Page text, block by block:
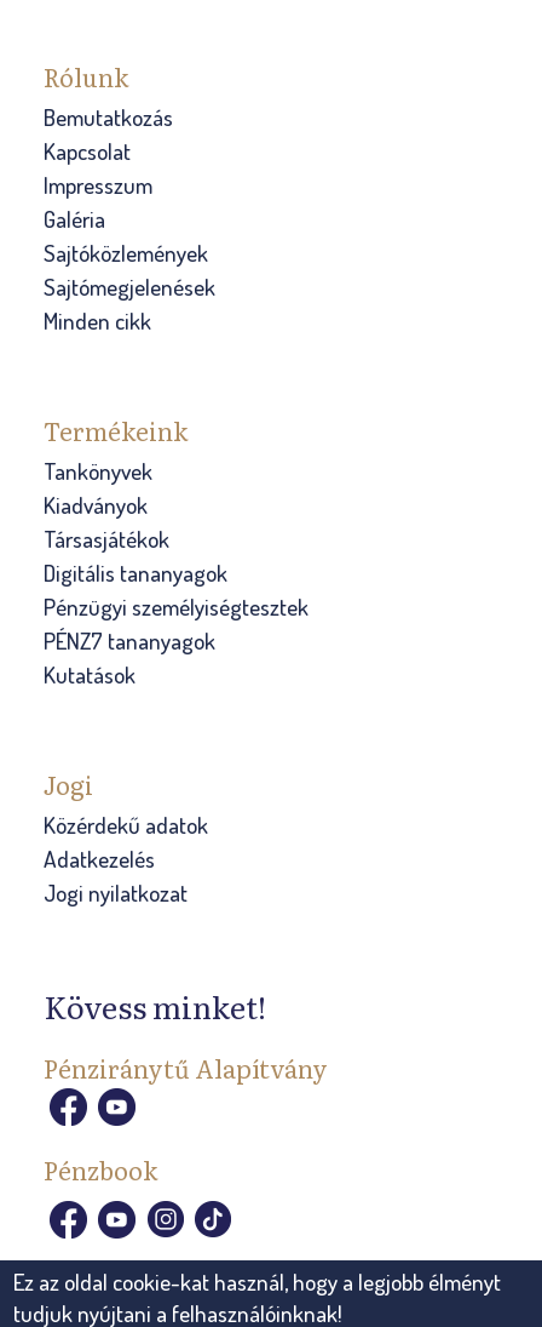
Rólunk
Bemutatkozás
Kapcsolat
Impresszum
Galéria
Sajtóközlemények
Sajtómegjelenések
Minden cikk
Termékeink
Tankönyvek
Kiadványok
Társasjátékok
Digitális tananyagok
Pénzügyi személyiségtesztek
PÉNZ7 tananyagok
Kutatások
Jogi
Közérdekű adatok
Adatkezelés
Jogi nyilatkozat
Kövess minket!
Pénziránytű Alapítvány
Pénzbook
Ez az oldal cookie-kat használ, hogy a legjobb élményt
tudjuk nyújtani a felhasználóinknak!